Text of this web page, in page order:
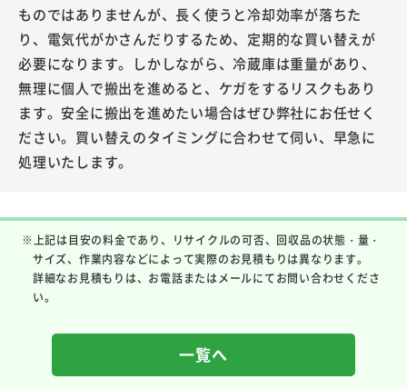
ものではありませんが、長く使うと冷却効率が落ちた
り、電気代がかさんだりするため、定期的な買い替えが
必要になります。しかしながら、冷蔵庫は重量があり、
無理に個人で搬出を進めると、ケガをするリスクもあり
ます。安全に搬出を進めたい場合はぜひ弊社にお任せく
ださい。買い替えのタイミングに合わせて伺い、早急に
処理いたします。
※上記は目安の料金であり、リサイクルの可否、回収品の状態・量・
サイズ、作業内容などによって実際のお見積もりは異なります。
詳細なお見積もりは、お電話またはメールにてお問い合わせくださ
い。
一覧へ